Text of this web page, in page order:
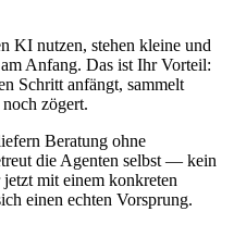
KI nutzen, stehen kleine und
Anfang. Das ist Ihr Vorteil:
Schritt anfängt, sammelt
zögert.
Beratung ohne
die Agenten selbst — kein
mit einem konkreten
einen echten Vorsprung.